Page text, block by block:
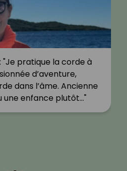
"Je pratique la corde à
d’aventure,
dans l’âme. Ancienne
une enfance plutôt…"